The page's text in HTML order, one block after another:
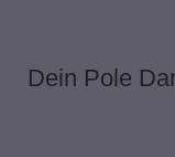
Dein Pole